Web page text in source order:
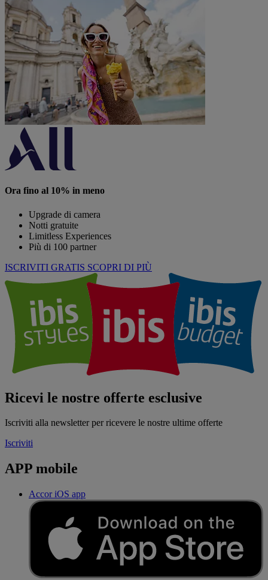
Ora fino al 10% in meno
Upgrade di camera
Notti gratuite
Limitless Experiences
Più di 100 partner
ISCRIVITI GRATIS SCOPRI DI PIÙ
Ricevi le nostre offerte esclusive
Iscriviti alla newsletter per ricevere le nostre ultime offerte
Iscriviti
APP mobile
Accor iOS app